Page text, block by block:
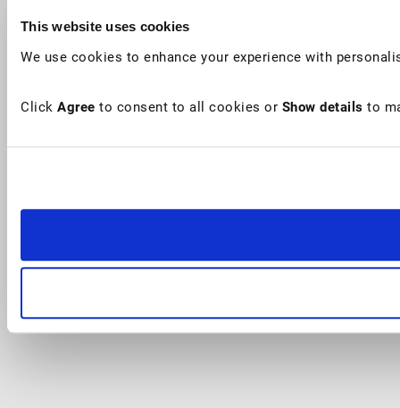
This website uses cookies
We use cookies to enhance your experience with
Click Agree to consent to all cookies or Show details to